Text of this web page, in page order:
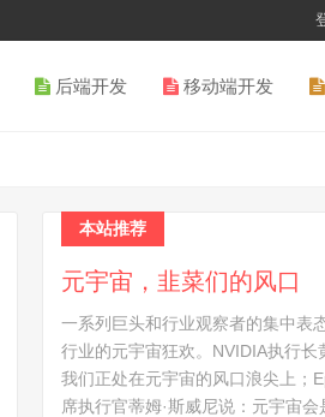
后端开发 移动端开发
本站推荐
元宇宙，韭菜们的风口
一系列巨头和行业观察者的集中表
行业的元宇宙狂欢。NVIDIA执行长
我们正处在元宇宙的风口浪尖上；
席执行官蒂姆·斯威尼说：元宇宙